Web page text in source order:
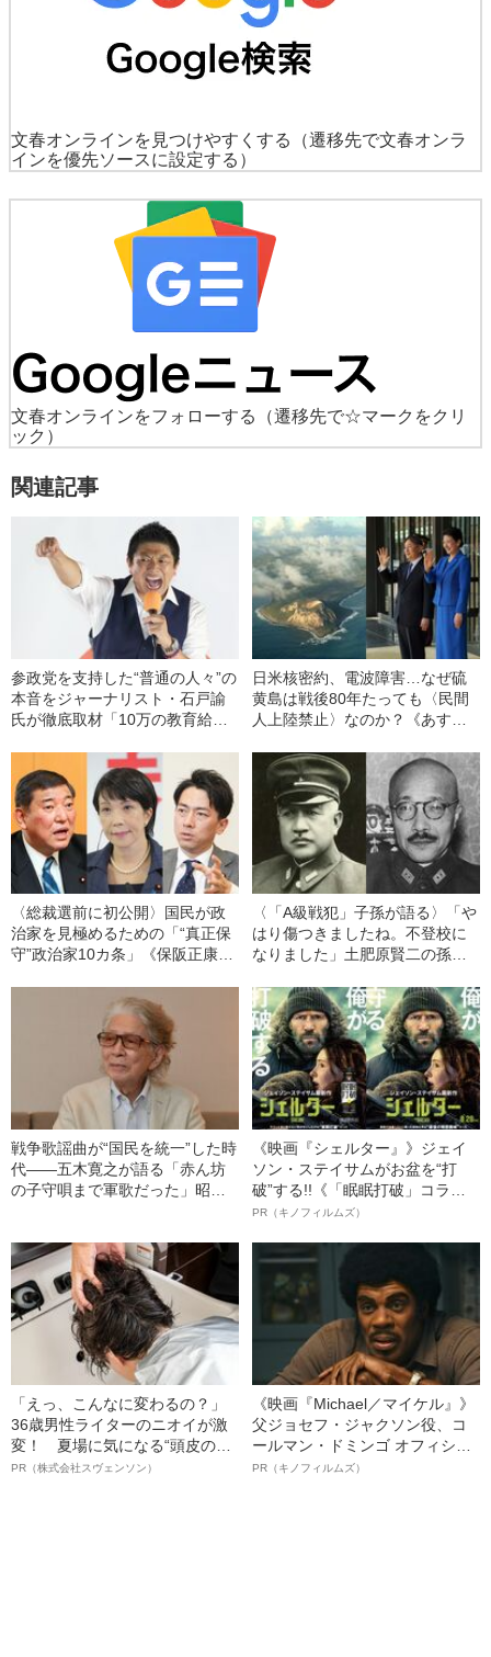
文春オンラインを見つけやすくする
（遷移先で文春オンラ
インを優先ソースに設定する）
文春オンラインをフォローする
（遷移先で☆マークをクリ
ック）
関連記事
参政党を支持した“普通の人々”の
本音をジャーナリスト・石戸諭
氏が徹底取材「10万の教育給付
日米核密約、電波障害…なぜ硫
黄島は戦後80年たっても〈民間
人上陸禁止〉なのか？《あす天
〈総裁選前に初公開〉国民が政
治家を見極めるための「“真正保
守”政治家10カ条」《保阪正康氏
〈「A級戦犯」子孫が語る〉「や
はり傷つきましたね。不登校に
なりました」土肥原賢二の孫が
戦争歌謡曲が“国民を統一”した時
代――五木寛之が語る「赤ん坊
の子守唄まで軍歌だった」昭和
《映画『シェルター』》ジェイ
ソン・ステイサムがお盆を“打
破”する!!《「眠眠打破」コラ
ボ》
PR（キノフィルムズ）
「えっ、こんなに変わるの？」
36歳男性ライターのニオイが激
変！ 夏場に気になる“頭皮のニ
オイ”や“ベタつき”を解消す
PR（株式会社スヴェンソン）
《映画『Michael／マイケル』》
父ジョセフ・ジャクソン役、コ
ールマン・ドミンゴ オフィシャ
ルインタビュー“観客を魅了した
PR（キノフィルムズ）